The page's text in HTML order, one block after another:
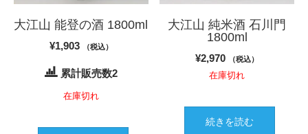
大江山 能登の酒 1800ml
¥1,903 （税込）
累計販売数2
在庫切れ
大江山 純米酒 石川門
1800ml
¥2,970 （税込）
在庫切れ
続きを読む